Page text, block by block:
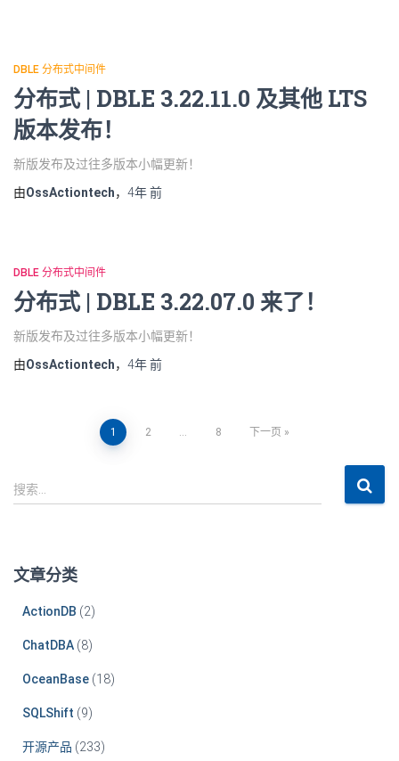
DBLE 分布式中间件
分布式 | DBLE 3.22.11.0 及其他 LTS
版本发布！
新版发布及过往多版本小幅更新！
由OssActiontech， 4年前
DBLE 分布式中间件
分布式 | DBLE 3.22.07.0 来了！
新版发布及过往多版本小幅更新！
由OssActiontech， 4年前
1 2 … 8 下一页
搜索…
文章分类
ActionDB (2)
ChatDBA (8)
OceanBase (18)
SQLShift (9)
开源产品 (233)